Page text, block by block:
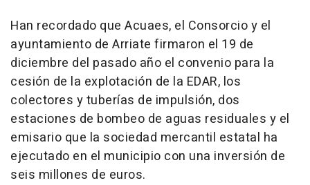
Han recordado que Acuaes, el Consorcio y el
ayuntamiento de Arriate firmaron el 19 de
diciembre del pasado año el convenio para la
cesión de la explotación de la EDAR, los
colectores y tuberías de impulsión, dos
estaciones de bombeo de aguas residuales y el
emisario que la sociedad mercantil estatal ha
ejecutado en el municipio con una inversión de
seis millones de euros.